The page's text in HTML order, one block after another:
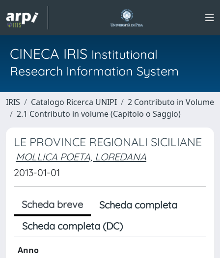
CINECA IRIS Institutional
Research Information System
IRIS Catalogo Ricerca UNIPI
2 Contributo in Volume
2.1 Contributo in volume (Capitolo o Saggio)
LE PROVINCE REGIONALI SICILIANE
MOLLICA POETA, LOREDANA
2013-01-01
Scheda breve
Scheda completa
Scheda completa (DC)
Anno